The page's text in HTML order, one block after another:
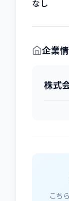
なし
企業
株式
こち